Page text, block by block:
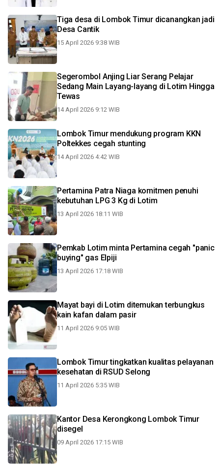
Tiga desa di Lombok Timur dicanangkan jadi
Desa Cantik
15 April 2026 9:38 WIB
Segerombol Anjing Liar Serang Pelajar
Sedang Main Layang-layang di Lotim Hingga
Tewas
14 April 2026 9:12 WIB
Lombok Timur mendukung program KKN
Poltekkes cegah stunting
14 April 2026 4:42 WIB
Pertamina Patra Niaga komitmen penuhi
kebutuhan LPG 3 Kg di Lotim
13 April 2026 18:11 WIB
Pemkab Lotim minta Pertamina cegah "panic
buying" gas Elpiji
13 April 2026 17:18 WIB
Mayat bayi di Lotim ditemukan terbungkus
kain kafan dalam pasir
11 April 2026 9:05 WIB
Lombok Timur tingkatkan kualitas pelayanan
kesehatan di RSUD Selong
11 April 2026 5:35 WIB
Kantor Desa Kerongkong Lombok Timur
disegel
09 April 2026 17:15 WIB